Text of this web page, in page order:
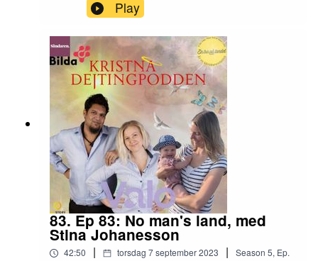
https://www.facebook.com/events/125635190171
5253Men hur beter man sig egentligen på ett
singelmingel för att inte framstå som en mupp?
Dejtingexperten Cilla Eriksson har i samråd med
Ms. Nöjd, Fru. Flodström och Mysfarbrorn Erik
sammanställt sina 7 bästa tips för hur du ska äga
på Mitt i Livets Afterwork nästa helg, så spetsa
öronen ordentligt medan du ångstryker din
blåglansiga skjorta! :-)
Play
83. Ep 83: No man's land, med
Stina Johanesson
42:50 | torsdag 7 september 2023 | Season 5, Ep.